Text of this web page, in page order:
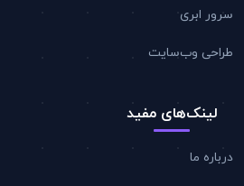
سرور ابری
طراحی وب‌سایت
لینک‌های مفید
درباره ما